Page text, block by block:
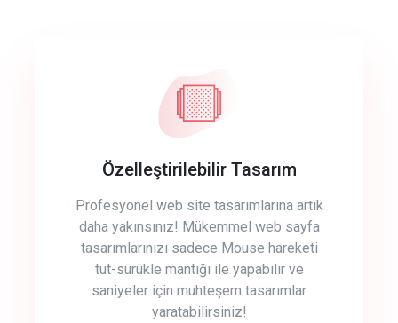
Özelleştirilebilir Tasarım
Profesyonel web site tasarımlarına artık
daha yakınsınız! Mükemmel web sayfa
tasarımlarınızı sadece Mouse hareketi
tut-sürükle mantığı ile yapabilir ve
saniyeler için muhteşem tasarımlar
yaratabilirsiniz!